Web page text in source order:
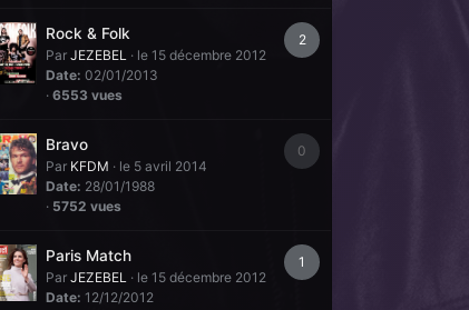
2
Rock & Folk
ParJEZEBEL · le 15 décembre 2012
Date: 02/01/2013
·6553 vues
0
Bravo
Par KFDM · le 5 avril 2014
Date: 28/01/1988
· 5752 vues
1
Paris Match
ParJEZEBEL · le 15 décembre 2012
Date: 12/12/2012